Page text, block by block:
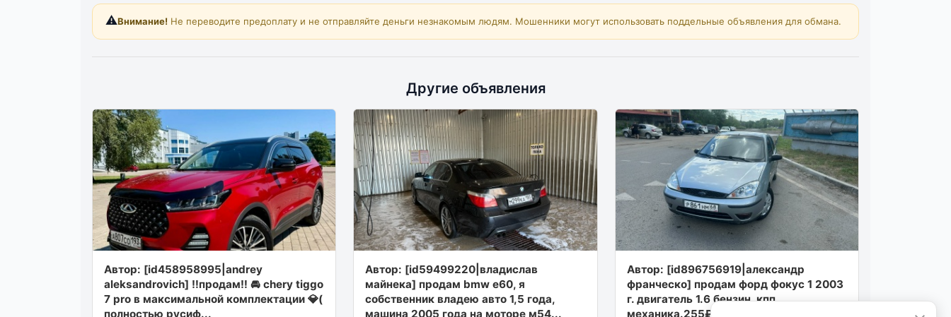
⚠️Внимание! Не переводите предоплату и не отправляйте деньги незнакомым людям. Мошенники могут использовать поддельные объявления для обмана.
Другие объявления
Автор: [id458958995|andrey
aleksandrovich] ‼️продам‼️ 🚘 chery tiggo
7 pro в максимальной комплектации 💎(
полностью русиф...
Автор: [id59499220|владислав
майнека] продам bmw e60, я
собственник владею авто 1,5 года,
машина 2005 года на моторе м54...
Автор: [id896756919|александр
франческо] продам форд фокус 1 2003
г. двигатель 1.6 бензин. кпп
механика.255₽торг. т 7959...